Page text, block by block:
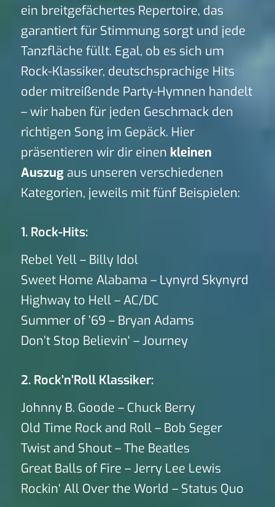
ein breitgefächertes Repertoire, das
garantiert für Stimmung sorgt und jede
Tanzfläche füllt. Egal, ob es sich um
Rock-Klassiker, deutschsprachige Hits
oder mitreißende Party-Hymnen handelt
– wir haben für jeden Geschmack den
richtigen Song im Gepäck. Hier
präsentieren wir dir einen kleinen
Auszugaus unseren verschiedenen
Kategorien, jeweils mit fünf Beispielen:
1. Rock-Hits:
Rebel Yell – Billy Idol
Sweet Home Alabama – Lynyrd Skynyrd
Highway to Hell – AC/DC
Summer of ’69 – Bryan Adams
Don’t Stop Believin‘ – Journey
2. Rock’n’Roll Klassiker:
Johnny B. Goode – Chuck Berry
Old Time Rock and Roll – Bob Seger
Twist and Shout – The Beatles
Great Balls of Fire – Jerry Lee Lewis
Rockin‘ All Over the World – Status Quo